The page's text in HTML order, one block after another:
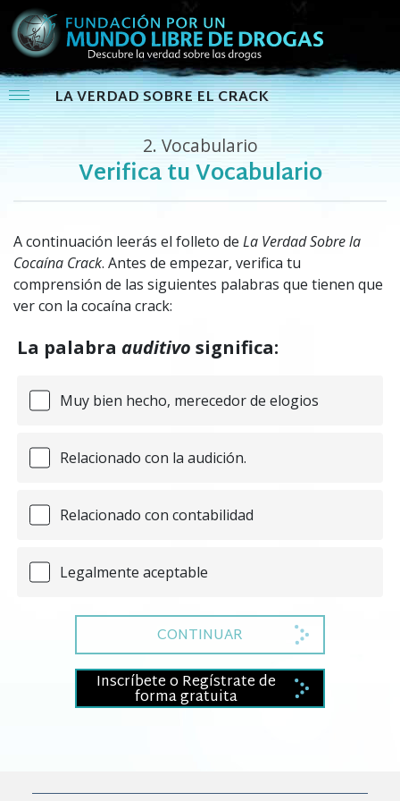
LA VERDAD SOBRE EL CRACK
2. Vocabulario
Verifica tu Vocabulario
A continuación leerás el folleto de La Verdad Sobre la
Cocaína Crack. Antes de empezar, verifica tu
comprensión de las siguientes palabras que tienen que
ver con la cocaína crack:
La palabra auditivo significa:
Muy bien hecho, merecedor de elogios
Relacionado con la audición.
Relacionado con contabilidad
Legalmente aceptable
CONTINUAR
Inscríbete o Regístrate de
forma gratuita